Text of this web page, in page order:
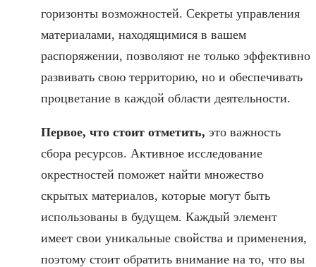
горизонты возможностей. Секреты управления
материалами, находящимися в вашем
распоряжении, позволяют не только эффективно
развивать свою территорию, но и обеспечивать
процветание в каждой области деятельности.
Первое, что стоит отметить, это важность
сбора ресурсов. Активное исследование
окрестностей поможет найти множество
скрытых материалов, которые могут быть
использованы в будущем. Каждый элемент
имеет свои уникальные свойства и применения,
поэтому стоит обратить внимание на то, что вы